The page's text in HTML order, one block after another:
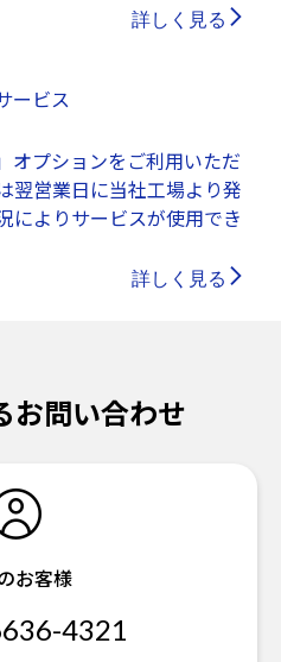
詳しく見る
ービス
オプションをご利用いただ
翌営業日に当社工場より発
によりサービスが使用でき
詳しく見る
お問い合わせ
お客様
4321